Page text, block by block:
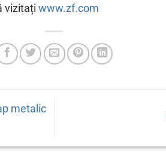
vizitațiwww.zf.com
metalic